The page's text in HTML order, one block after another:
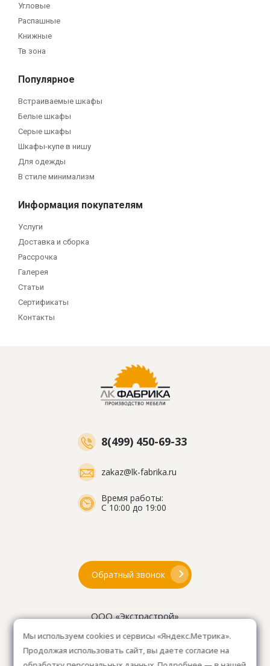
Угловые
Распашные
Книжные
Тв зона
Популярное
Встраиваемые шкафы
Белые шкафы
Серые шкафы
Шкафы-купе в нишу
Для одежды
В стиле минимализм
Информация покупателям
Услуги
Доставка и сборка
Рассрочка
Галерея
Статьи
Сертификаты
Контакты
8(499) 450-69-33
zakaz@lk-fabrika.ru
Время работы:
С 10:00 до 19:00
Обратный звонок
ООО «Экстрастрой»
ОГРН 1157746804753
Как проехать: 15км от Мкад, в среднем 10-15 мин. на
Мы используем cookies и сервисы «Яндекс.Метрика».
Продолжая использовать сайт, вы даете согласие на